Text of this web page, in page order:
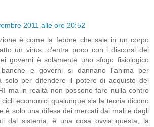
2011 alle ore 20:52
è come la febbre che sale in un corpo
un virus, c'entra poco con i discorsi dei
governi è solamente uno sfogo fisiologico
e governi si dannano l'anima per
solo per difendere il potere di acquisto dei
ma in realtà non possono fare nulla contro
economici qualunque sia la teoria dicono
è solo una difesa dei mercati dai mali e dagli
dal sistema, è una cosa ovvia questa, la